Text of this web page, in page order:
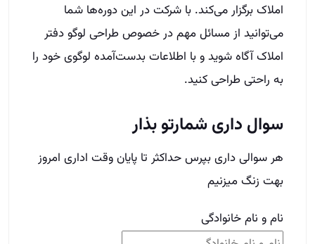
هر سوالی داری بپرس حداکثر تا پایان وقت اداری امروز
بهت زنگ میزنیم
نام و نام خانوادگی
شهر
شماره تماس(Required)
Phone